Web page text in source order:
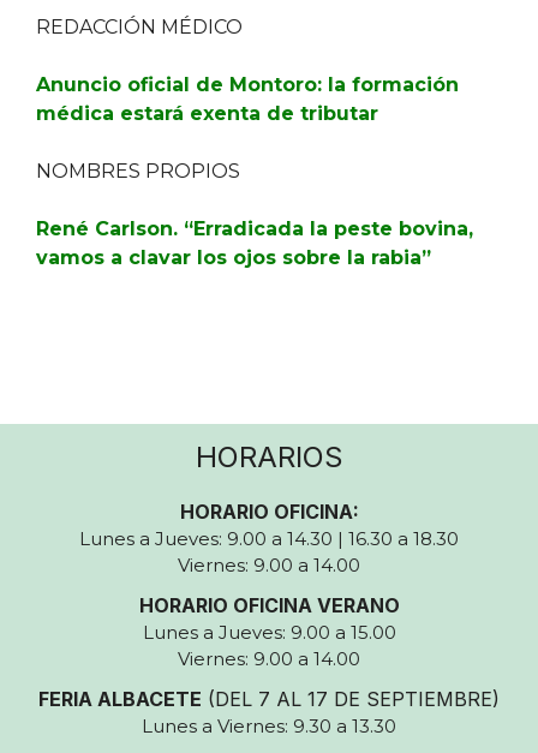
REDACCIÓN MÉDICO
Anuncio oficial de Montoro: la formación
médica estará exenta de tributar
NOMBRES PROPIOS
René Carlson. “Erradicada la peste bovina,
vamos a clavar los ojos sobre la rabia”
HORARIOS
HORARIO OFICINA:
Lunes a Jueves: 9.00 a 14.30 | 16.30 a 18.30
Viernes: 9.00 a 14.00
HORARIO OFICINA VERANO
Lunes a Jueves: 9.00 a 15.00
Viernes: 9.00 a 14.00
FERIA ALBACETE (DEL 7 AL 17 DE SEPTIEMBRE)
Lunes a Viernes: 9.30 a 13.30